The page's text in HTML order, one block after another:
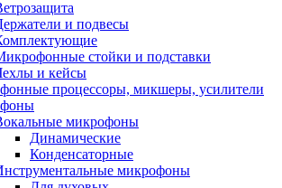
и подвесы
стойки и подставки
и кейсы
процессоры, микшеры, усилители
микрофоны
Динамические
Конденсаторные
микрофоны